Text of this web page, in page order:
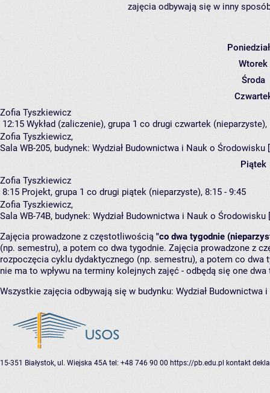
zajęcia odbywają się w inny
Wtorek
Środa
Zofia Tyszkiewicz
12:15 Wykład (zaliczenie), grupa 1 co drugi czwartek (nieparzyste),
Zofia Tyszkiewicz,
Sala WB-205, budynek: Wydział Budownictwa i Nauk o Środowisku
Piątek
Zofia Tyszkiewicz
8:15 Projekt, grupa 1 co drugi piątek (nieparzyste), 8:15 - 9:45
Zofia Tyszkiewicz,
Sala WB-74B, budynek: Wydział Budownictwa i Nauk o Środowisku
Zajęcia prowadzone z częstotliwością "co dwa tygodnie
(np. semestru), a potem co dwa tygodnie. Zajęcia prowadzone z
rozpoczęcia cyklu dydaktycznego (np. semestru), a potem co
nie ma to wpływu na terminy kolejnych zajęć - odbędą się one
Wszystkie zajęcia odbywają się w budynku: Wydział Budownictwa
15-351 Białystok, ul. Wiejska 45A tel: +48 746 90 00 https://pb.edu.pl kontakt